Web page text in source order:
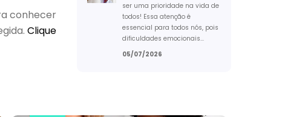
conhecer
Clique
ser uma prioridade na vida de
todos! Essa atenção é
essencial para todos nós, pois
dificuldades emocionais...
05/07/2026